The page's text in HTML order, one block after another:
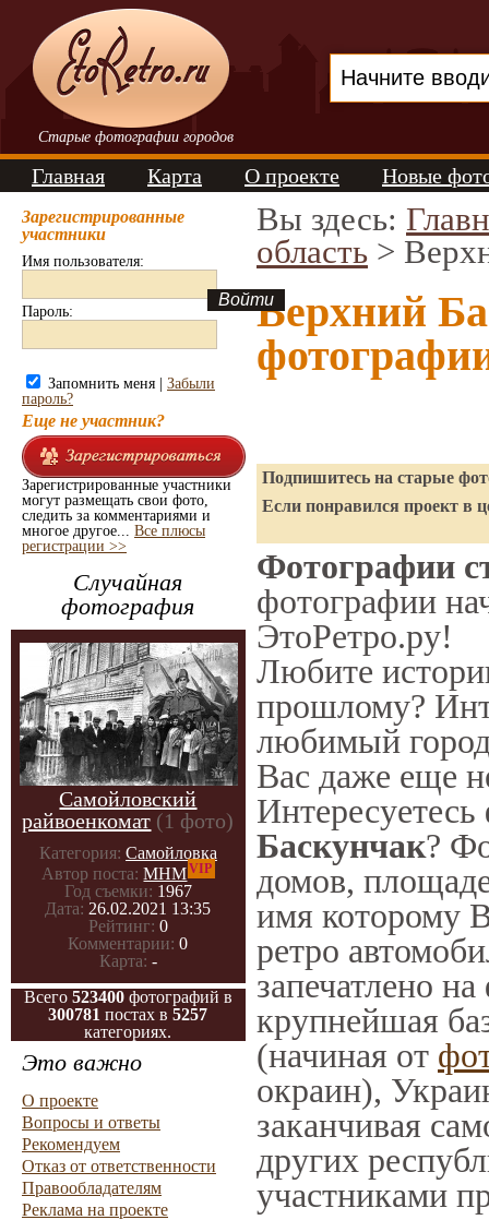
Старые фотографии городов
Главная Карта О проекте Новые
Зарегистрированные
участники
Имя пользователя:
Пароль:
Запомнить меня | Забыли
пароль?
Еще не участник?
Зарегистрированные участники
могут размещать свои фото,
следить за комментариями и
многое другое... Все плюсы
регистрации >>
Случайная
фотография
Самойловский
райвоенкомат (1 фото)
Категория: Самойловка
Автор поста: МНМVIP
Год съемки: 1967
Дата: 26.02.2021 13:35
Рейтинг: 0
Комментарии: 0
Карта: -
Всего 523400 фотографий в
300781 постах в5257
категориях.
Это важно
О проекте
Вопросы и ответы
Рекомендуем
Отказ от ответственности
Правообладателям
Реклама на проекте
Вы здесь:
область >
Верхний
Подпишитесь на старые
Если понравился проект в
Фотографии
фотографии
ЭтоРетро.ру!
Любите
прошлому?
любимый
Вас даже еще
Интересуетесь
Баскунчак?
домов,
имя которому
ретро
запечатлено
крупнейшая
(начиная от
окраин),
заканчивая
других
участниками